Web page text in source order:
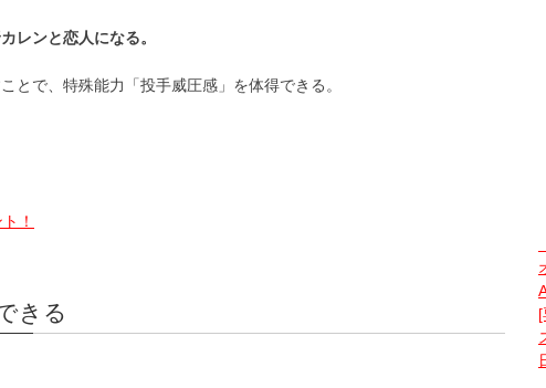
レンと恋人になる。
とで、特殊能力「投手威圧感」を体得できる。
！
きる